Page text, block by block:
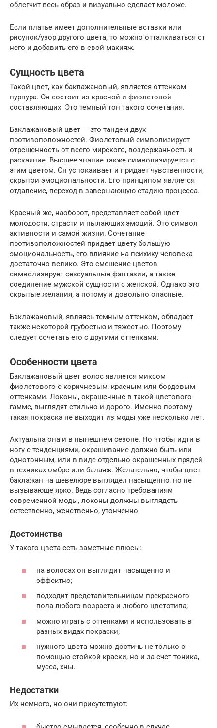
облегчит весь образ и визуально сделает моложе.
Если платье имеет дополнительные вставки или
рисунок/узор другого цвета, то можно отталкиваться от
него и добавить его в свой макияж.
Сущность цвета
Такой цвет, как баклажановый, является оттенком
пурпура. Он состоит из красной и фиолетовой
составляющих. Это темный тон такого сочетания.
Баклажановый цвет — это тандем двух
противоположностей. Фиолетовый символизирует
отрешенность от всего мирского, воздержанность и
раскаяние. Высшее знание также символизируется с
этим цветом. Он успокаивает и придает чувственности,
скрытой эмоциональности. Его принципом является
отдаление, переход в завершающую стадию процесса.
Красный же, наоборот, представляет собой цвет
молодости, страсти и пылающих эмоций. Это символ
активности и самой жизни. Сочетание
противоположностей придает цвету большую
эмоциональность, его влияние на психику человека
достаточно велико. Это смешение цветов
символизирует сексуальные фантазии, а также
соединение мужской сущности с женской. Однако это
скрытые желания, а потому и довольно опасные.
Баклажановый, являясь темным оттенком, обладает
также некоторой грубостью и тяжестью. Поэтому
следует сочетать его с другими оттенками.
Особенности цвета
Баклажановый цвет волос является миксом
фиолетового с коричневым, красным или бордовым
оттенками. Локоны, окрашенные в такой цветового
гамме, выглядят стильно и дорого. Именно поэтому
такая покраска не выходит из моды уже несколько лет.
Актуальна она и в нынешнем сезоне. Но чтобы идти в
ногу с тенденциями, окрашивание должно быть или
однотонным, или в виде отдельно окрашенных прядей
в техниках омбре или балаяж. Желательно, чтобы цвет
баклажан на шевелюре выглядел насыщенно, но не
вызывающе ярко. Ведь согласно требованиям
современной моды, локоны должны выглядеть
естественно, женственно, утонченно.
Достоинства
У такого цвета есть заметные плюсы:
на волосах он выглядит насыщенно и
эффектно;
подходит представительницам прекрасного
пола любого возраста и любого цветотипа;
можно играть с оттенками и использовать в
разных видах покраски;
нужного цвета можно достичь не только с
помощью стойкой краски, но и за счет тоника,
мусса, хны.
Недостатки
Их немного, но они присутствуют: